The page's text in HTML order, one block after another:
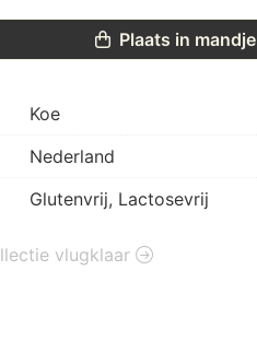
Plaats in mandje
Koe
Nederland
Glutenvrij, Lactosevrij
vlugklaar